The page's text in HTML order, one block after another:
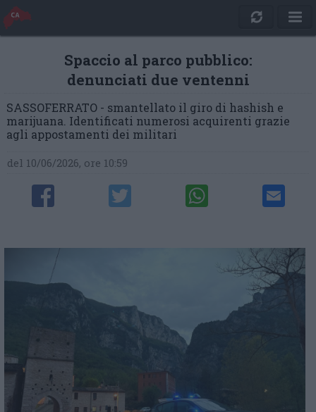
Spaccio al parco pubblico:
denunciati due ventenni
SASSOFERRATO - smantellato il giro di hashish e
marijuana. Identificati numerosi acquirenti grazie
agli appostamenti dei militari
del 10/06/2026, ore 10:59